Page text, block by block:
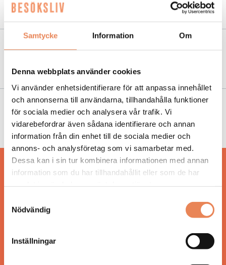
Samtycke Information Om
Denna webbplats använder cookies
Vi använder enhetsidentifierare för att anpassa innehållet
och annonserna till användarna, tillhandahålla funktioner
för sociala medier och analysera vår trafik. Vi
vidarebefordrar även sådana identifierare och annan
information från din enhet till de sociala medier och
annons- och analysföretag som vi samarbetar med.
Dessa kan i sin tur kombinera informationen med annan
information som du har tillhandahållit eller som de har
Nödvändig
Inställningar
Västervik Årets Sommarstad
NYHETER | 3 april 2018
De tre kan vinna Årets Stadskärna
NYHETER 2 oktober 2017
Gränsö Slott bygger ut sitt spa
Hos oss läser du landets mest uppdaterade
för ägare och ledare inom besöksnäringen.